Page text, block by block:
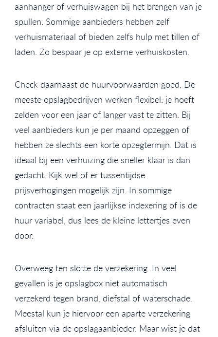
aanhanger of verhuiswagen bij het brengen van je
spullen. Sommige aanbieders hebben zelf
verhuismateriaal of bieden zelfs hulp met tillen of
laden. Zo bespaar je op externe verhuiskosten.
Check daarnaast de huurvoorwaarden goed. De
meeste opslagbedrijven werken flexibel: je hoeft
zelden voor een jaar of langer vast te zitten. Bij
veel aanbieders kun je per maand opzeggen of
hebben ze slechts een korte opzegtermijn. Dat is
ideaal bij een verhuizing die sneller klaar is dan
gedacht. Kijk wel of er tussentijdse
prijsverhogingen mogelijk zijn. In sommige
contracten staat een jaarlijkse indexering of is de
huur variabel, dus lees de kleine lettertjes even
door.
Overweeg ten slotte de verzekering. In veel
gevallen is je opslagbox niet automatisch
verzekerd tegen brand, diefstal of waterschade.
Meestal kun je hiervoor een aparte verzekering
afsluiten via de opslagaanbieder. Maar wist je dat